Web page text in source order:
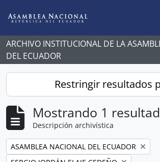
ARCHIVO INSTITUCIONAL DE LA
DEL ECUADOR
Restringir resultados
Mostrando 1
Descripción archivística
Remove filter:
ASAMBLEA NACIONAL DEL ECUADOR